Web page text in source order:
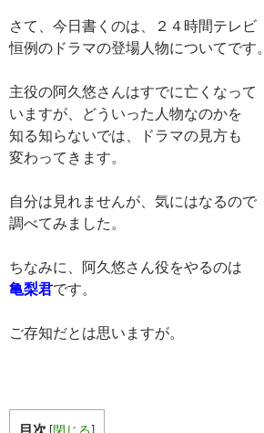
さて、今日書くのは、２４時間テレビ
恒例のドラマの登場人物についてです。
主役の阿久悠さんはすでに亡くなって
いますが、どういった人物なのかを
知る知らないでは、ドラマの見方も
変わってきます。
自分は見れませんが、気にはなるので
調べてみました。
ちなみに、阿久悠さん役をやるのは
亀梨君です。
ご存知だとは思いますが。
目次 [閉じる]